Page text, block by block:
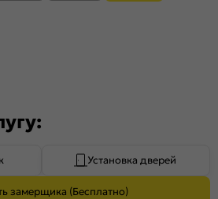
Установка дверей
замерщика (Бесплатно)